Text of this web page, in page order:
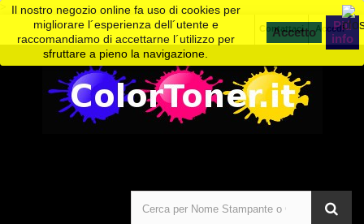
Accedi
Contattaci
Il nostro negozio online fa uso di cookies per
migliorare l´esperienza dell´utente e
raccomandiamo di accettarne l´utilizzo per
sfruttare a pieno la navigazione.
Piú
info